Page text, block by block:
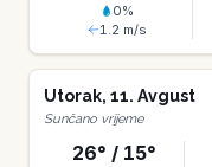
0%
1.2 m/s
Utorak, 11. Avgust
Sunčano vrijeme
26° / 15°